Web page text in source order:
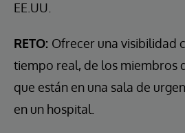
EE.UU.
RETO: Ofrecer una visibilidad
tiempo real, de los miembros
que están en una sala de
en un hospital.